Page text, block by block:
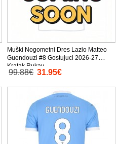
Muški Nogometni Dres Lazio Matteo
Guendouzi #8 Gostujuci 2026-27
Kratak Rukav
99.88€ 31.95€